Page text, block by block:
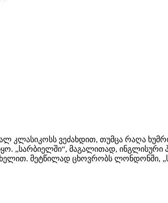
კლასიკოსს ვეძახდით, თუმცა რაღა
„სარბიელში“, მაგალითად,
მეტწილად ცხოვრობს ლონდონში,